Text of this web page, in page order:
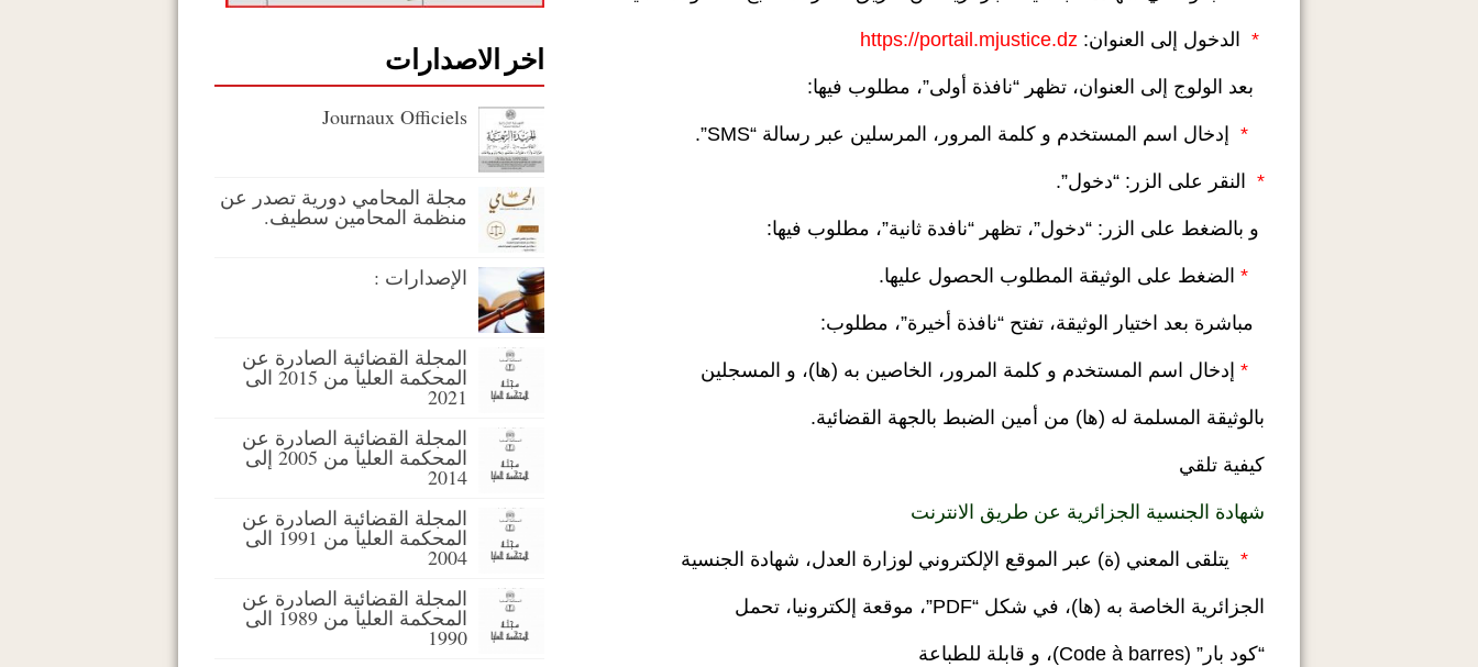
* الدخول إلى العنوان:https://portail.mjustice.dz
بعد الولوج إلى العنوان، تظهر “نافذة أولى”، مطلوب فيها:
* إدخال اسم المستخدم و كلمة المرور، المرسلين عبر رسالة “SMS”.
* النقر على الزر: “دخول”.
و بالضغط على الزر: “دخول”، تظهر “نافدة ثانية”، مطلوب فيها:
* الضغط على الوثيقة المطلوب الحصول عليها.
مباشرة بعد اختيار الوثيقة، تفتح “نافذة أخيرة”، مطلوب:
* إدخال اسم المستخدم و كلمة المرور، الخاصين به (ها)، و المسجلين
بالوثيقة المسلمة له (ها) من أمين الضبط بالجهة القضائية.
كيفية تلقي
شهادة الجنسية الجزائرية عن طريق الانترنت
* يتلقى المعني (ة) عبر الموقع الإلكتروني لوزارة العدل، شهادة الجنسية
الجزائرية الخاصة به (ها)، في شكل “PDF”، موقعة إلكترونيا، تحمل
“كود بار” (Code à barres)، و قابلة للطباعة
اخر الاصدارات
Journaux Officiels
مجلة المحامي دورية تصدر عن
منظمة المحامين سطيف.
الإصدارات :
المجلة القضائية الصادرة عن
المحكمة العليا من 2015 الى
2021
المجلة القضائية الصادرة عن
المحكمة العليا من 2005 إلى
2014
المجلة القضائية الصادرة عن
المحكمة العليا من 1991 الى
2004
المجلة القضائية الصادرة عن
المحكمة العليا من 1989 الى
1990